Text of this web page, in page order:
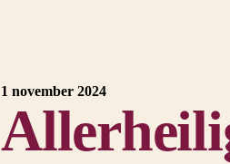
1 november 2024